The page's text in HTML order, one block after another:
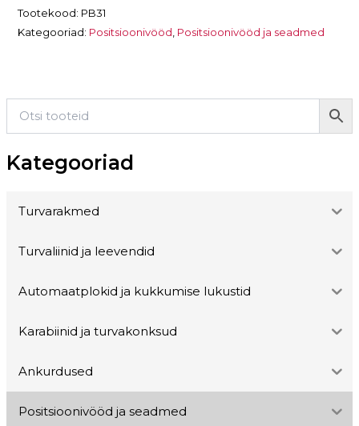
Kategooriad
Turvarakmed
Turvaliinid ja leevendid
Automaatplokid ja kukkumise lukustid
Karabiinid ja turvakonksud
Ankurdused
Positsioonivööd ja seadmed
Tootekood: PB31
Kategooriad: Positsioonivööd, Positsioonivööd ja seadmed